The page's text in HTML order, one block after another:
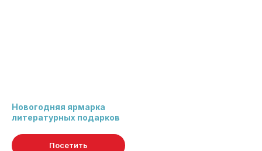
Новогодняя ярмарка
литературных подарков
Посетить